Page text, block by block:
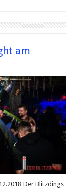
am
Der Blitzdings